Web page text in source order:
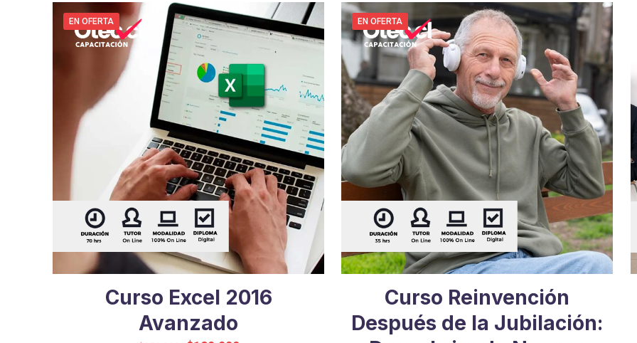
EN OFERTA
Curso Excel 2016
Avanzado
EN OFERTA
Curso Reinvención
Después de la Jubilación: